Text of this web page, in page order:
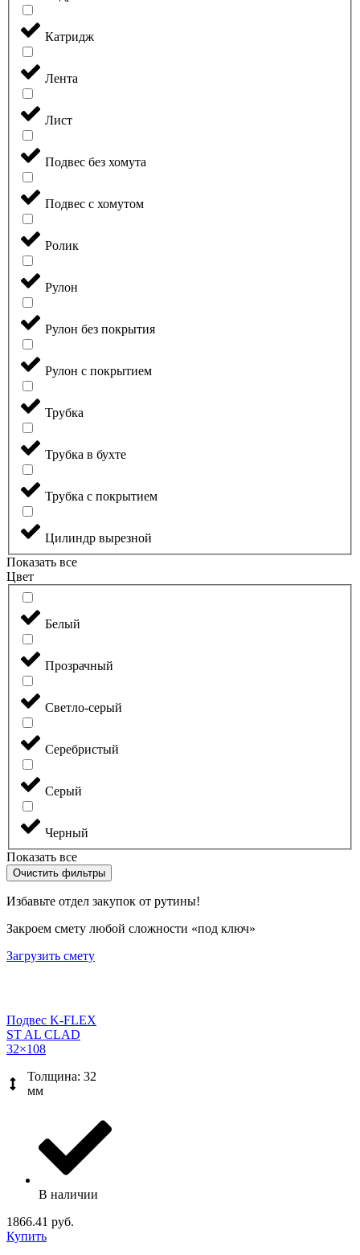
Катридж
Лента
Лист
Подвес без хомута
Подвес с хомутом
Ролик
Рулон
Рулон без покрытия
Рулон с покрытием
Трубка
Трубка в бухте
Трубка с покрытием
Цилиндр вырезной
Показать все
Цвет
Белый
Прозрачный
Светло-серый
Серебристый
Серый
Черный
Показать все
Очистить фильтры
Избавьте отдел закупок от рутины!
Закроем смету любой сложности «под ключ»
Загрузить смету
Подвес K-FLEX
ST AL CLAD
32×108
Толщина: 32
мм
В наличии
1866.41 руб.
Купить